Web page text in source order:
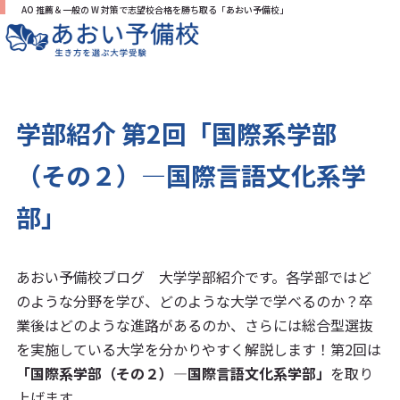
AO 推薦＆一般の W 対策で志望校合格を勝ち取る「あおい予備校」
学部紹介 第2回「国際系学部
（その２）―国際言語文化系学
部」
あおい予備校ブログ 大学学部紹介です。各学部ではど
のような分野を学び、どのような大学で学べるのか？卒
業後はどのような進路があるのか、さらには総合型選抜
を実施している大学を分かりやすく解説します！第2回は
「国際系学部（その２）―国際言語文化系学部」 を取り